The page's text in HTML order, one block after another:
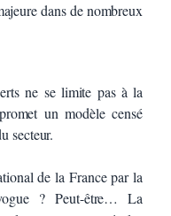
dans de nombreux
ne se limite pas à la
un modèle censé
secteur.
de la France par la
? Peut-être… La